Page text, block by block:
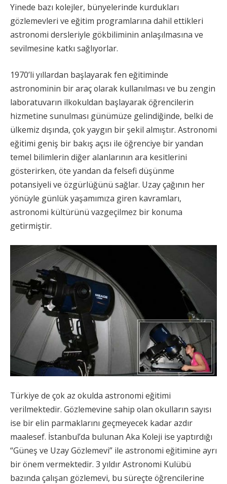
Yinede bazı kolejler, bünyelerinde kurdukları
gözlemevleri ve eğitim programlarına dahil ettikleri
astronomi dersleriyle gökbiliminin anlaşılmasına ve
sevilmesine katkı sağlıyorlar.
1970’li yıllardan başlayarak fen eğitiminde
astronominin bir araç olarak kullanılması ve bu zengin
laboratuvarın ilkokuldan başlayarak öğrencilerin
hizmetine sunulması günümüze gelindiğinde, belki de
ülkemiz dışında, çok yaygın bir şekil almıştır. Astronomi
eğitimi geniş bir bakış açısı ile öğrenciye bir yandan
temel bilimlerin diğer alanlarının ara kesitlerini
gösterirken, öte yandan da felsefi düşünme
potansiyeli ve özgürlüğünü sağlar. Uzay çağının her
yönüyle günlük yaşamımıza giren kavramları,
astronomi kültürünü vazgeçilmez bir konuma
getirmiştir.
Türkiye de çok az okulda astronomi eğitimi
verilmektedir. Gözlemevine sahip olan okulların sayısı
ise bir elin parmaklarını geçmeyecek kadar azdır
maalesef. İstanbul’da bulunan Aka Koleji ise yaptırdığı
“Güneş ve Uzay Gözlemevi” ile astronomi eğitimine ayrı
bir önem vermektedir. 3 yıldır Astronomi Kulübü
bazında çalışan gözlemevi, bu süreçte öğrencilerine